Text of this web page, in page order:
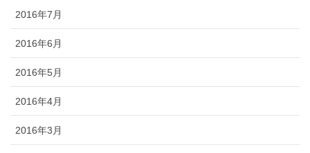
2016年7月
2016年6月
2016年5月
2016年4月
2016年3月